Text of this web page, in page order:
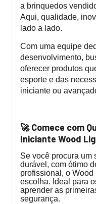
a brinquedos
Aqui, qualidade,
lado a lado.
Com uma equipe
desenvolvimento,
oferecer produtos
esporte e das
iniciante ou
🚀Comece com
Iniciante Wood
Se você procura um
durável, com ótimo
profissional, o
escolha. Ideal para
aprender as
segurança.